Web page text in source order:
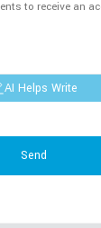
AI Helps Write
Send